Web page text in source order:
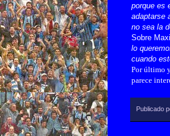
porque es
adaptarse
no sea la
Sobre
lo
cuando
Por último
parece
Publicado